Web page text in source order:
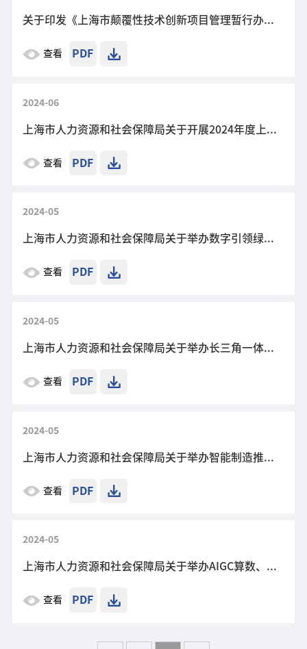
关于印发《上海市颠覆性技术创新项目管理暂行办法》的通知
查看 PDF
2024-06
上海市人力资源和社会保障局关于开展2024年度上海市人力资源服务“伯乐”奖励计划申报工作的通知
查看 PDF
2024-05
上海市人力资源和社会保障局关于举办数字引领绿色驱动的城市治理创新高级研修项目的通知
查看 PDF
2024-05
上海市人力资源和社会保障局关于举办长三角一体化与高水平人才高地建设高级研修班的通知
查看 PDF
2024-05
上海市人力资源和社会保障局关于举办智能制造推进新型工业化发展高级研修项目的通知
查看 PDF
2024-05
上海市人力资源和社会保障局关于举办AIGC算数、算力和算法及应用场景高级研修项目的通知
查看 PDF